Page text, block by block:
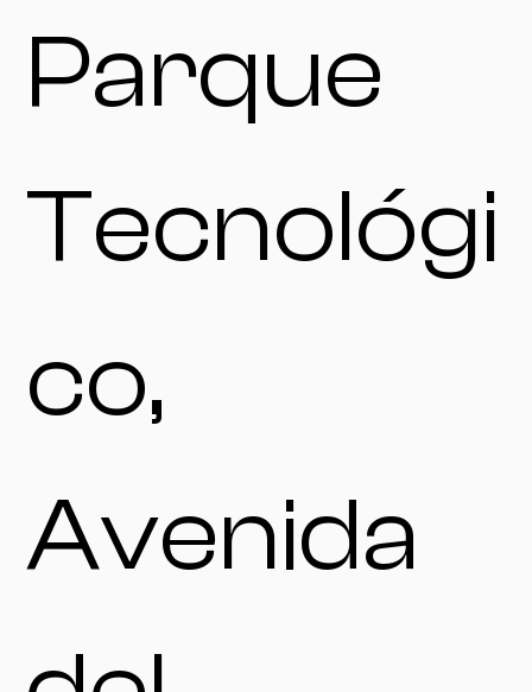
Parque
Tecnológi
co,
Avenida